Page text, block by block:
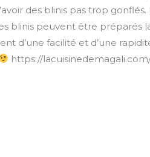
des blinis pas trop
blinis peuvent être préparés
d’une facilité et d’une
https://